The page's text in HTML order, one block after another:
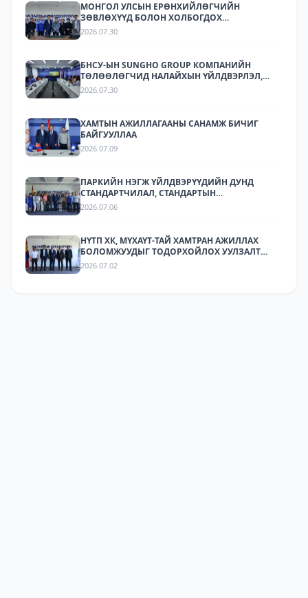
МОНГОЛ УЛСЫН ЕРӨНХИЙЛӨГЧИЙН
ЗӨВЛӨХҮҮД БОЛОН ХОЛБОГДОХ
БАЙГУУЛЛАГУУДЫН ТӨЛӨӨЛӨЛ НАЛАЙХЫН
2026.07.30
БНСУ-ЫН SUNGHO GROUP КОМПАНИЙН
ТӨЛӨӨЛӨГЧИД НАЛАЙХЫН ҮЙЛДВЭРЛЭЛ,
ТЕХНОЛОГИЙН ПАРКТ АЖИЛЛАЛАА.
2026.07.30
ХАМТЫН АЖИЛЛАГААНЫ САНАМЖ БИЧИГ
БАЙГУУЛЛАА
2026.07.09
ПАРКИЙН НЭГЖ ҮЙЛДВЭРҮҮДИЙН ДУНД
СТАНДАРТЧИЛАЛ, СТАНДАРТЫН
ХЭРЭГЖИЛТИЙН ТАЛААР СУРГАЛТ,
2026.07.06
НҮТП ХК, МҮХАҮТ-ТАЙ ХАМТРАН АЖИЛЛАХ
БОЛОМЖУУДЫГ ТОДОРХОЙЛОХ УУЛЗАЛТ
ЗОХИОН БАЙГУУЛАГДЛАА.
2026.07.02